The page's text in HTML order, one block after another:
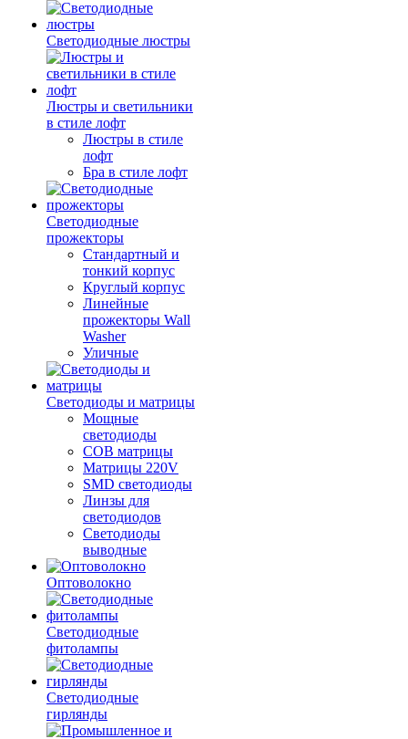
Светодиодные люстры
Люстры и светильники
в стиле лофт
Люстры в стиле
лофт
Бра в стиле лофт
Светодиодные
прожекторы
Стандартный и
тонкий корпус
Круглый корпус
Линейные
прожекторы Wall
Washer
Уличные
Светодиоды и матрицы
Мощные
светодиоды
COB матрицы
Матрицы 220V
SMD светодиоды
Линзы для
светодиодов
Светодиоды
выводные
Оптоволокно
Светодиодные
фитолампы
Светодиодные
гирлянды